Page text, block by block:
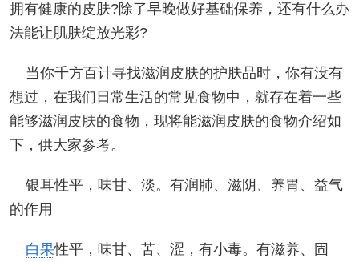
拥有健康的皮肤?除了早晚做好基础保养，还有什么办
法能让肌肤绽放光彩?
当你千方百计寻找滋润皮肤的护肤品时，你有没有
想过，在我们日常生活的常见食物中，就存在着一些
能够滋润皮肤的食物，现将能滋润皮肤的食物介绍如
下，供大家参考。
银耳性平，味甘、淡。有润肺、滋阴、养胃、益气
的作用
白果性平，味甘、苦、涩，有小毒。有滋养、固